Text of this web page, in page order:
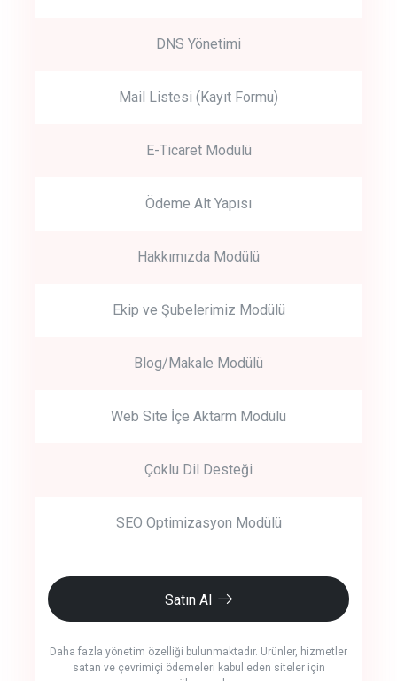
DNS Yönetimi
Mail Listesi (Kayıt Formu)
E-Ticaret Modülü
Ödeme Alt Yapısı
Hakkımızda Modülü
Ekip ve Şubelerimiz Modülü
Blog/Makale Modülü
Web Site İçe Aktarm Modülü
Çoklu Dil Desteği
SEO Optimizasyon Modülü
Satın Al
Daha fazla yönetim özelliği bulunmaktadır. Ürünler, hizmetler
satan ve çevrimiçi ödemeleri kabul eden siteler için